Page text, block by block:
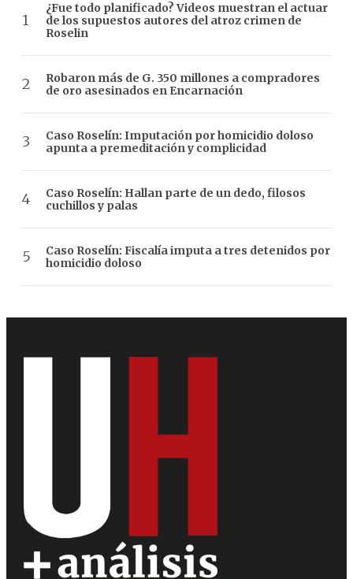
¿Fue todo planificado? Videos muestran el actuar
de los supuestos autores del atroz crimen de
Roselin
Robaron más de G. 350 millones a compradores
de oro asesinados en Encarnación
Caso Roselín: Imputación por homicidio doloso
apunta a premeditación y complicidad
Caso Roselín: Hallan parte de un dedo, filosos
cuchillos y palas
Caso Roselín: Fiscalía imputa a tres detenidos por
homicidio doloso